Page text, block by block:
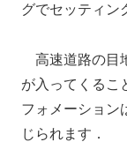
グでセッティン
高速道路の目
が入ってくるこ
フォメーション
じられます．